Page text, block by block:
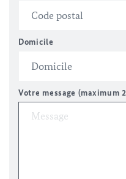
Domicile
Votre message (maximum